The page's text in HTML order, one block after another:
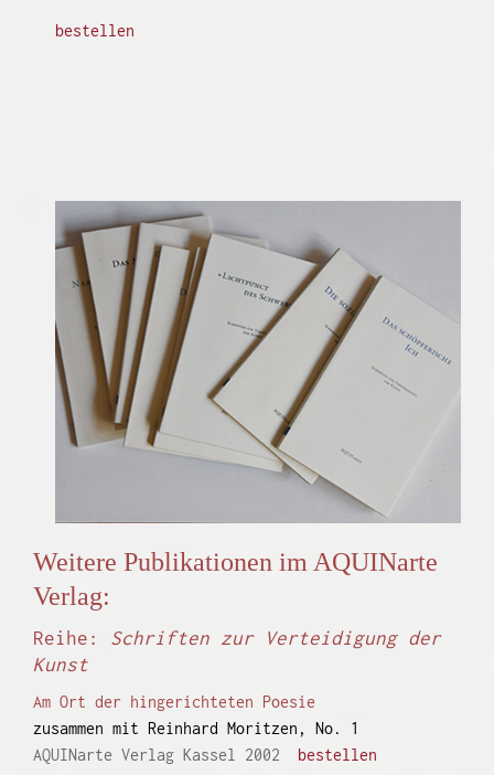
bestellen
Weitere Publikationen im AQUINarte
Verlag:
Reihe:
Schriften zur Verteidigung der
Kunst
Am Ort der hingerichteten Poesie
zusammen mit Reinhard Moritzen, No. 1
AQUINarte Verlag Kassel 2002 bestellen